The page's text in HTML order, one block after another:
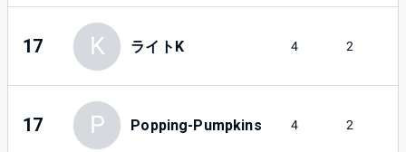
17 K ライトK 4 2
17 P Popping-Pumpkins 4 2